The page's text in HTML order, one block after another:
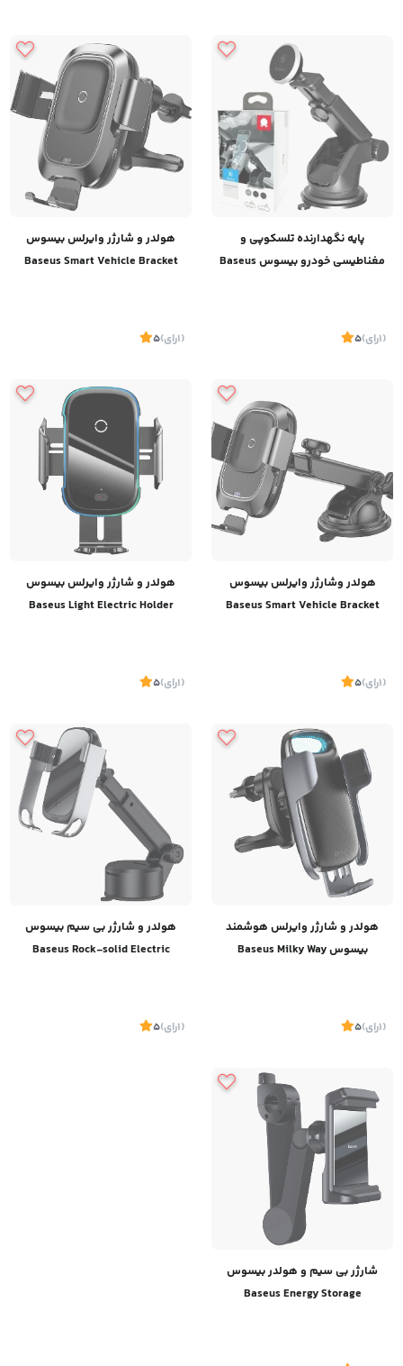
موجود
پایه نگهدارنده تلسکوپی و
مغناطیسی خودرو بیسوس Baseus
(1 رای)
5
هولدر و شارژر وایرلس بیسوس
Baseus Smart Vehicle Bracket
(1 رای)
5
هولدر وشارژر وایرلس بیسوس
Baseus Smart Vehicle Bracket
(1 رای)
5
هولدر و شارژر وایرلس بیسوس
Baseus Light Electric Holder
(1 رای)
5
هولدر و شارژر وایرلس هوشمند
بیسوس Baseus Milky Way
(1 رای)
5
هولدر و شارژر بی سیم بیسوس
Baseus Rock-solid Electric
base+Car Charger）WXHW01-
(1 رای)
5
شارژر بی سیم و هولدر بیسوس
Baseus Energy Storage